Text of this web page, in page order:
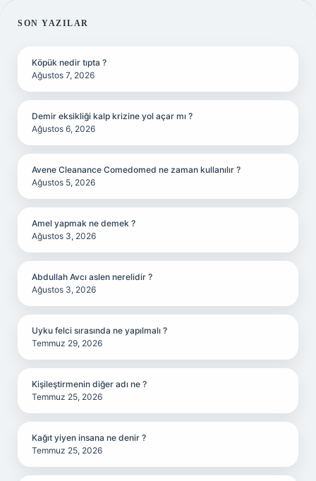
SIDEBAR
SON YAZILAR
Köpük nedir tıpta ?
Ağustos 7, 2026
Demir eksikliği kalp krizine yol açar mı ?
Ağustos 6, 2026
Avene Cleanance Comedomed ne zaman kullanılır ?
Ağustos 5, 2026
Amel yapmak ne demek ?
Ağustos 3, 2026
Abdullah Avcı aslen nerelidir ?
Ağustos 3, 2026
Uyku felci sırasında ne yapılmalı ?
Temmuz 29, 2026
Kişileştirmenin diğer adı ne ?
Temmuz 25, 2026
Kağıt yiyen insana ne denir ?
Temmuz 25, 2026